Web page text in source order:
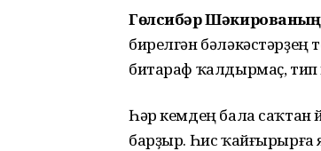
Гөлсибәр Шәкированың
бирелгән
битараф ҡалдырмаҫ,
Һәр кемдең бала
барҙыр. Һис ҡайғырырға